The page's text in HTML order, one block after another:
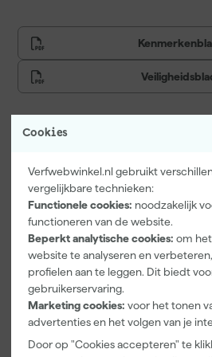
Cookies
Verfwebwinkel.nl gebruikt
vergelijkbare technieken:
Functionele cookies: noodzakelijk
functioneren van de website.
Beperkt analytische cookies: om
website te analyseren en
profielen aan te leggen. Dit biedt
gebruikerservaring.
Marketing cookies: voor het tonen
advertenties en het volgen van je
Door op "Cookies accepteren" te
Little Greene
Kip Tape